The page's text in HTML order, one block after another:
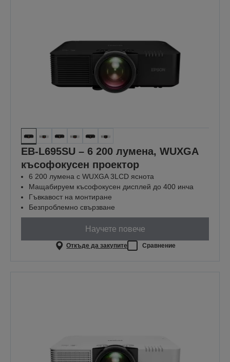
EB-L695SU – 6 200 лумена, WUXGA
късофокусен проектор
6 200 лумена с WUXGA 3LCD яснота
Мащабируем късофокусен дисплей до 400 инча
Гъвкавост на монтиране
Безпроблемно свързване
Научете повече
Откъде да закупите Сравнение